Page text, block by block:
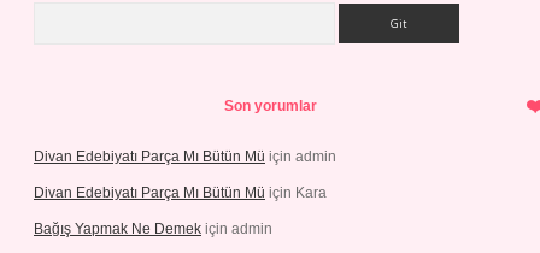
Son yorumlar
Divan Edebiyatı Parça Mı Bütün Mü için admin
Divan Edebiyatı Parça Mı Bütün Mü için Kara
Bağış Yapmak Ne Demek için admin